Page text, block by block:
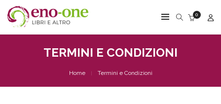
0
TERMINI E CONDIZIONI
Home Termini e Condizioni